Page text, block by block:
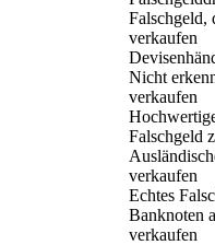
Falschgeld,
verkaufen
Nicht
verkaufen
Falschgeld
verkaufen
Echtes
Banknoten
verkaufen